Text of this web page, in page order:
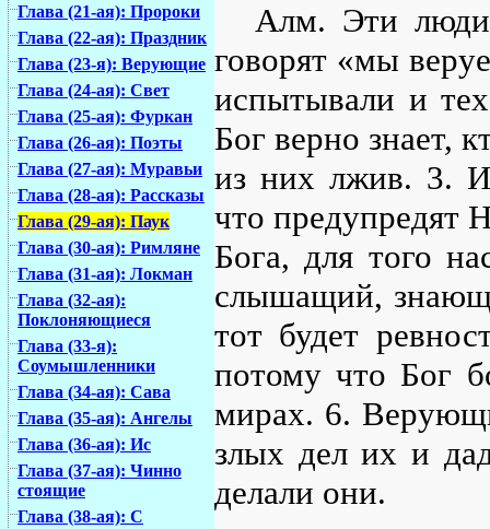
Глава (21-ая): Пророки
Глава (22-ая): Праздник
Глава (23-я): Верующие
Глава (24-ая): Свет
Глава (25-ая): Фуркан
Глава (26-ая): Поэты
Глава (27-ая): Муравьи
Глава (28-ая): Рассказы
Глава (29-ая): Паук
Глава (30-ая): Римляне
Глава (31-ая): Локман
Глава (32-ая):
Поклоняющиеся
Глава (33-я):
Соумышленники
Глава (34-ая): Сава
Глава (35-ая): Ангелы
Глава (36-ая): Ис
Глава (37-ая): Чинно
стоящие
Глава (38-ая): С
Алм. Эти
говорят «мы
испытывали и
Бог верно знает,
из них лжив. 3.
что предупредят
Бога, для того
слышащий,
тот будет
потому что Бог
мирах. 6.
злых дел их и
делали они.